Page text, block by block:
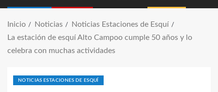
Inicio Noticias
Noticias Estaciones de Esquí
La estación de esquí Alto Campoo cumple 50 años y lo
celebra con muchas actividades
NOTICIAS ESTACIONES DE ESQUÍ